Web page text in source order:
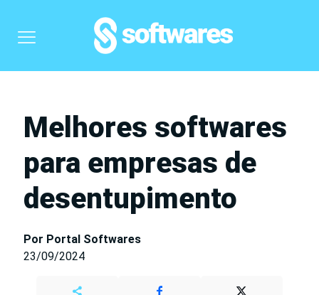
Melhores softwares
para empresas de
desentupimento
Por Portal Softwares
23/09/2024